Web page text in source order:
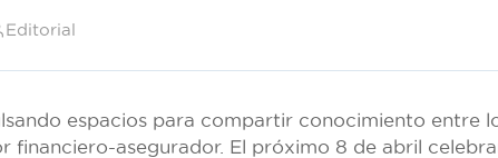
Editorial
espacios para compartir conocimiento entre
financiero-asegurador. El próximo 8 de abril